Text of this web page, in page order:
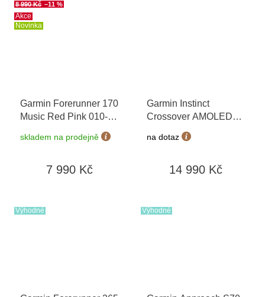
Akce
Novinka
8 990 Kč –11 %
Garmin Forerunner 170
Music Red Pink 010-
+ možnost
výměny do 90 dní
skladem na prodejně
7 990 Kč
Garmin Instinct
Crossover AMOLED
Bronze/Sunburst 010-
03398-01
na dotaz
14 990 Kč
Výhodné Výhodné